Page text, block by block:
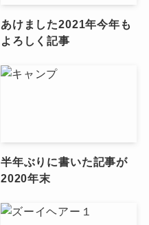
あけました2021年今年も
よろしく記事
半年ぶりに書いた記事が
2020年末